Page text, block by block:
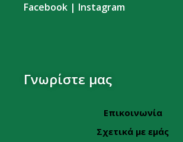
Facebook | Instagram
Γνωρίστε μας
Επικοινωνία
Σχετικά με εμάς